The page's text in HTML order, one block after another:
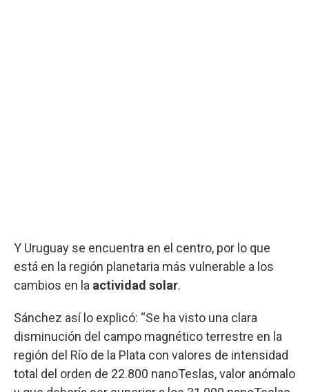
Y Uruguay se encuentra en el centro, por lo que
está en la región planetaria más vulnerable a los
cambios en la actividad solar.
Sánchez así lo explicó: “Se ha visto una clara
disminución del campo magnético terrestre en la
región del Río de la Plata con valores de intensidad
total del orden de 22.800 nanoTeslas, valor anómalo